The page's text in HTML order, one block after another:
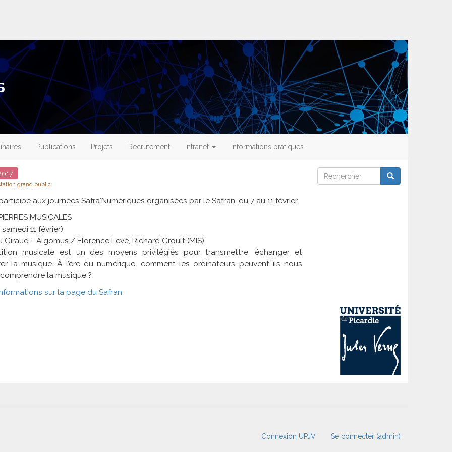
Publications Projets Recrutement Intranet Informations pratiques
grand public
aux journées Safra'Numériques organisées par le Safran, du 7 au 11 février.
MUSICALES
11 février)
Giraud - Algomus / Florence Levé, Richard Groult (MIS)
musicale est un des moyens privilégiés pour transmettre, échanger et
la musique. À l’ère du numérique, comment les ordinateurs peuvent-ils nous
la musique ?
sur la page du Safran
Rechercher
Rechercher Rechercher
Connexion UPJV Se connecter (admin)